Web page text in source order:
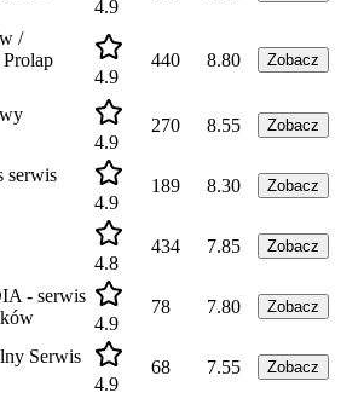
4.9
/
4.9
440 8.80 Zobacz
4.9
270 8.55 Zobacz
serwis
4.9
189 8.30 Zobacz
4.8
434 7.85 Zobacz
- serwis
4.9
78 7.80 Zobacz
Serwis
4.9
68 7.55 Zobacz